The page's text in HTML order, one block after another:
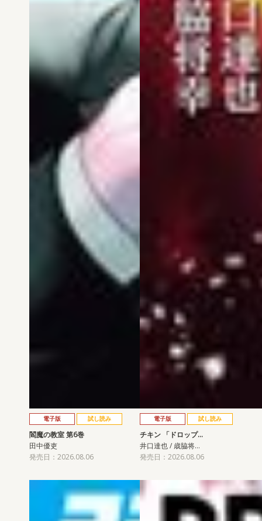
電子版 試し読み
閻魔の教室 第6巻
田中優吏
発売日：2026.08.06
電子版 試し読み
チキン 「ドロップ…
井口達也 / 歳脇将…
発売日：2026.08.06